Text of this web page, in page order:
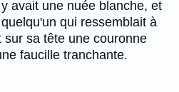
avait une nuée blanche, et
qui ressemblait à
sur sa tête une couronne
faucille tranchante.